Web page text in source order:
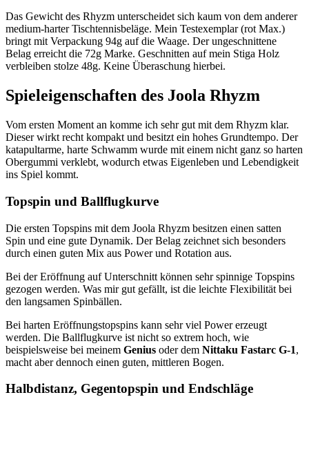
Das Gewicht des Rhyzm unterscheidet sich kaum von dem anderer
medium-harter Tischtennisbeläge. Mein Testexemplar (rot Max.)
bringt mit Verpackung 94g auf die Waage. Der ungeschnittene
Belag erreicht die 72g Marke. Geschnitten auf mein Stiga Holz
verbleiben stolze 48g. Keine Überaschung hierbei.
Spieleigenschaften des Joola Rhyzm
Vom ersten Moment an komme ich sehr gut mit dem Rhyzm klar.
Dieser wirkt recht kompakt und besitzt ein hohes Grundtempo. Der
katapultarme, harte Schwamm wurde mit einem nicht ganz so harten
Obergummi verklebt, wodurch etwas Eigenleben und Lebendigkeit
ins Spiel kommt.
Topspin und Ballflugkurve
Die ersten Topspins mit dem Joola Rhyzm besitzen einen satten
Spin und eine gute Dynamik. Der Belag zeichnet sich besonders
durch einen guten Mix aus Power und Rotation aus.
Bei der Eröffnung auf Unterschnitt können sehr spinnige Topspins
gezogen werden. Was mir gut gefällt, ist die leichte Flexibilität bei
den langsamen Spinbällen.
Bei harten Eröffnungstopspins kann sehr viel Power erzeugt
werden. Die Ballflugkurve ist nicht so extrem hoch, wie
beispielsweise bei meinem Genius oder dem Nittaku Fastarc G-1,
macht aber dennoch einen guten, mittleren Bogen.
Halbdistanz, Gegentopspin und Endschläge